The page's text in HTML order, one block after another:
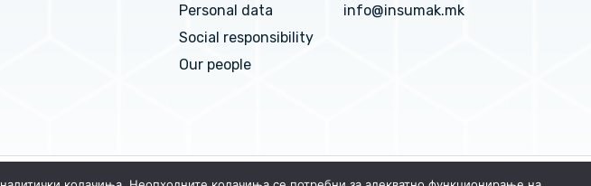
Personal data
Social responsibility
Our people
info@insumak.mk